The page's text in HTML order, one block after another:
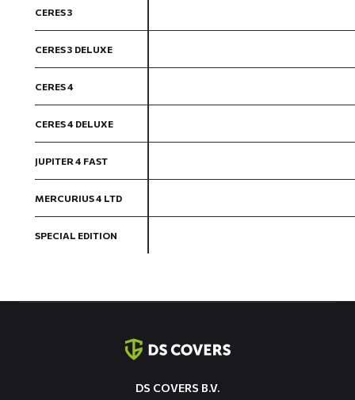
CERES 3
CERES 3 DELUXE
CERES 4
CERES 4 DELUXE
JUPITER 4 FAST
MERCURIUS 4 LTD
SPECIAL EDITION
DS COVERS B.V.